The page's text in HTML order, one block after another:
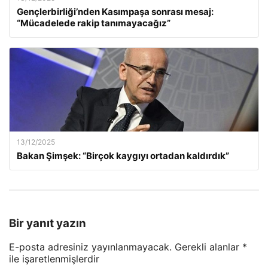
Gençlerbirliği’nden Kasımpaşa sonrası mesaj:
“Mücadelede rakip tanımayacağız”
13/12/2025
Bakan Şimşek: “Birçok kaygıyı ortadan kaldırdık”
Bir yanıt yazın
E-posta adresiniz yayınlanmayacak. Gerekli alanlar *
ile işaretlenmişlerdir